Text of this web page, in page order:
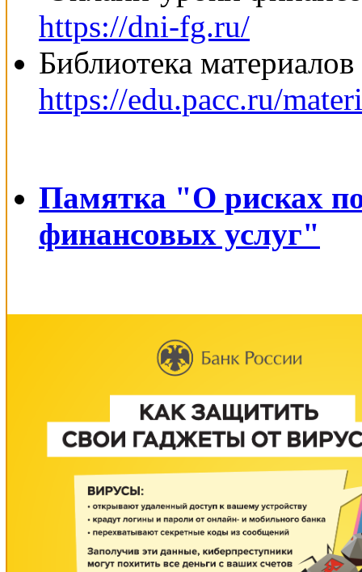
https://dni-fg.ru/
Библиотека
https://edu.pacc.ru/
Памятка "О рисках
финансовых услуг"